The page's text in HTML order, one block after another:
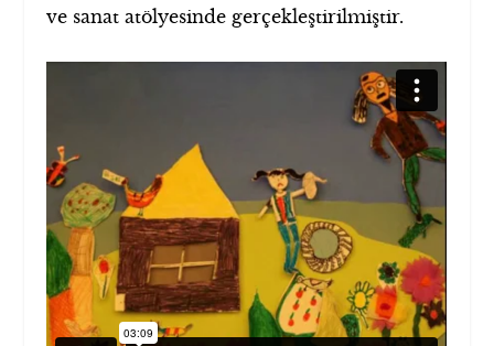
ve sanat atölyesinde gerçekleştirilmiştir.